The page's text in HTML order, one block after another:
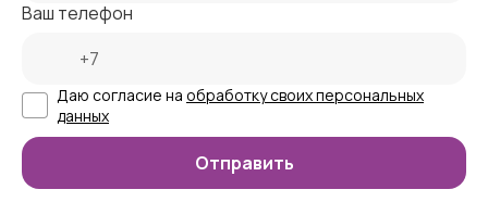
Ваш телефон
Даю согласие на обработку своих персональных
данных